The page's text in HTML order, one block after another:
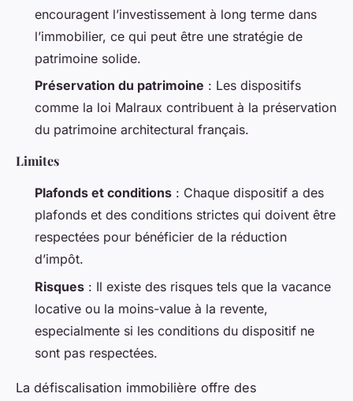
encouragent l’investissement à long terme dans
l’immobilier, ce qui peut être une stratégie de
patrimoine solide.
Préservation du patrimoine : Les dispositifs
comme la loi Malraux contribuent à la préservation
du patrimoine architectural français.
Limites
Plafonds et conditions : Chaque dispositif a des
plafonds et des conditions strictes qui doivent être
respectées pour bénéficier de la réduction
d’impôt.
Risques : Il existe des risques tels que la vacance
locative ou la moins-value à la revente,
especialmente si les conditions du dispositif ne
sont pas respectées.
La défiscalisation immobilière offre des